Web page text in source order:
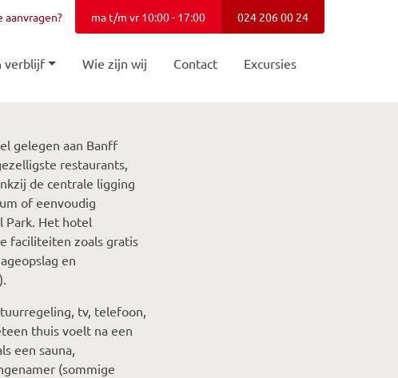
ma t/m vr 10:00 - 17:00 024 206 00 24
verblijf Wie zijn wij Contact Excursies
gelegen aan Banff
restaurants,
de centrale ligging
of eenvoudig
Park. Het hotel
faciliteiten zoals gratis
en
tv, telefoon,
thuis voelt na een
een sauna,
(sommige